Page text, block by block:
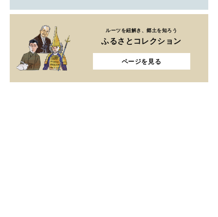
ルーツを紐解き、郷土を知ろう
ふるさとコレクション
ページを見る